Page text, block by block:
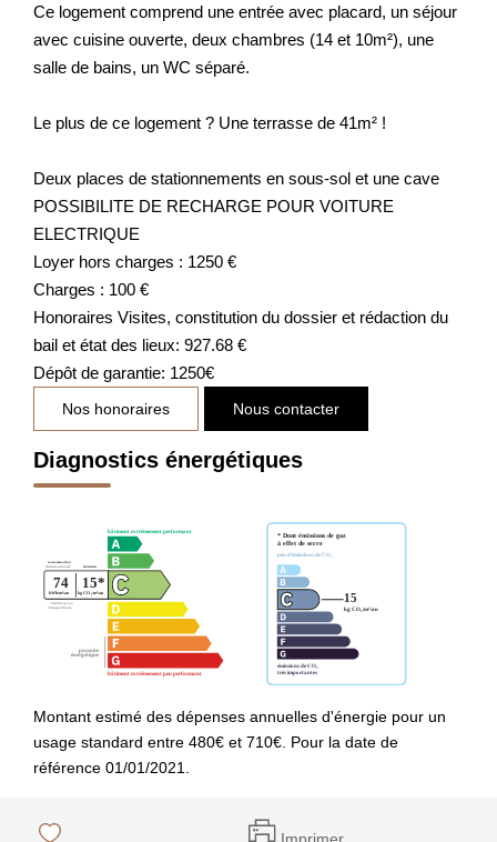
Ce logement comprend une entrée avec placard, un séjour
avec cuisine ouverte, deux chambres (14 et 10m²), une
salle de bains, un WC séparé.
Le plus de ce logement ? Une terrasse de 41m² !
Deux places de stationnements en sous-sol et une cave
POSSIBILITE DE RECHARGE POUR VOITURE
ELECTRIQUE
Loyer hors charges : 1250 €
Charges : 100 €
Honoraires Visites, constitution du dossier et rédaction du
bail et état des lieux: 927.68 €
Dépôt de garantie: 1250€
Nos honoraires Nous contacter
Diagnostics énergétiques
Montant estimé des dépenses annuelles d'énergie pour un
usage standard entre 480€ et 710€. Pour la date de
référence 01/01/2021.